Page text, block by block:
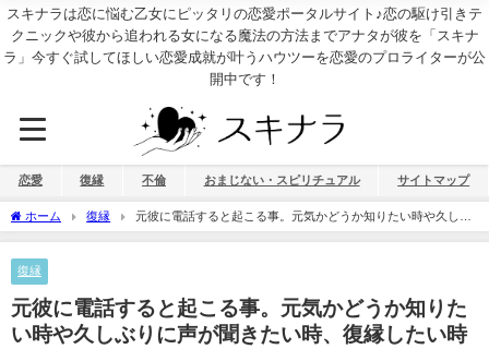
スキナラは恋に悩む乙女にピッタリの恋愛ポータルサイト♪恋の駆け引きテ
クニックや彼から追われる女になる魔法の方法までアナタが彼を「スキナ
ラ」今すぐ試してほしい恋愛成就が叶うハウツーを恋愛のプロライターが公
開中です！
恋愛 復縁 不倫 おまじない・スピリチュアル サイトマップ
ホーム 復縁
元彼に電話すると起こる事。元気かどうか知りたい時や久しぶ
りに声が聞きたい時、復縁したい時の正しい掛け方
復縁
元彼に電話すると起こる事。元気かどうか知りた
い時や久しぶりに声が聞きたい時、復縁したい時